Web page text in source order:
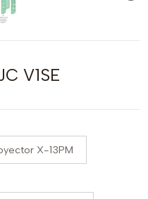
V1SE
X-13PM